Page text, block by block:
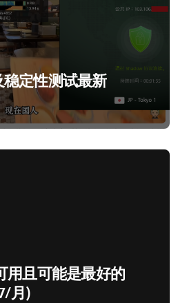
定性测试最新
用且可能是最好的
月)